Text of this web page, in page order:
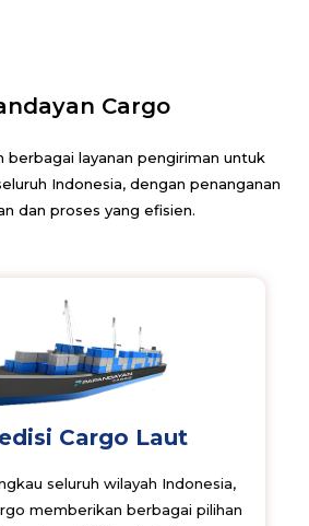
Cargo
berbagai layanan pengiriman untuk
Indonesia, dengan penanganan
dan proses yang efisien.
Cargo Laut
seluruh wilayah Indonesia,
memberikan berbagai pilihan